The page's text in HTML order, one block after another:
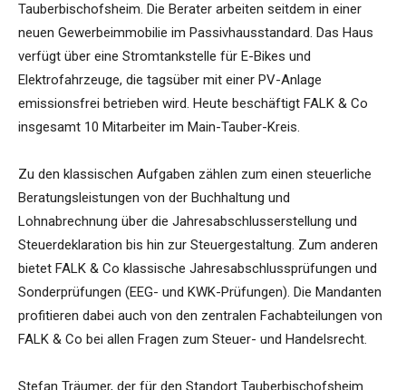
Tauberbischofsheim. Die Berater arbeiten seitdem in einer
neuen Gewerbeimmobilie im Passivhausstandard. Das Haus
verfügt über eine Stromtankstelle für E-Bikes und
Elektrofahrzeuge, die tagsüber mit einer PV-Anlage
emissionsfrei betrieben wird. Heute beschäftigt FALK & Co
insgesamt 10 Mitarbeiter im Main-Tauber-Kreis.
Zu den klassischen Aufgaben zählen zum einen steuerliche
Beratungsleistungen von der Buchhaltung und
Lohnabrechnung über die Jahresabschlusserstellung und
Steuerdeklaration bis hin zur Steuergestaltung. Zum anderen
bietet FALK & Co klassische Jahresabschlussprüfungen und
Sonderprüfungen (EEG- und KWK-Prüfungen). Die Mandanten
profitieren dabei auch von den zentralen Fachabteilungen von
FALK & Co bei allen Fragen zum Steuer- und Handelsrecht.
Stefan Träumer, der für den Standort Tauberbischofsheim